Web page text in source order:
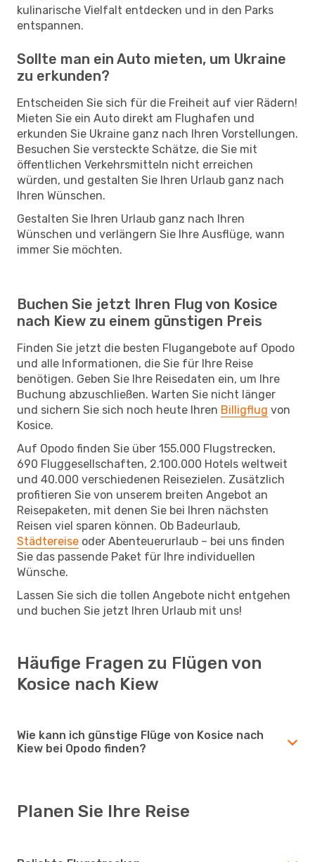
kulinarische Vielfalt entdecken und in den Parks
entspannen.
Sollte man ein Auto mieten, um Ukraine
zu erkunden?
Entscheiden Sie sich für die Freiheit auf vier Rädern!
Mieten Sie ein Auto direkt am Flughafen und
erkunden Sie Ukraine ganz nach Ihren Vorstellungen.
Besuchen Sie versteckte Schätze, die Sie mit
öffentlichen Verkehrsmitteln nicht erreichen
würden, und gestalten Sie Ihren Urlaub ganz nach
Ihren Wünschen.
Gestalten Sie Ihren Urlaub ganz nach Ihren
Wünschen und verlängern Sie Ihre Ausflüge, wann
immer Sie möchten.
Buchen Sie jetzt Ihren Flug von Kosice
nach Kiew zu einem günstigen Preis
Finden Sie jetzt die besten Flugangebote auf Opodo
und alle Informationen, die Sie für Ihre Reise
benötigen. Geben Sie Ihre Reisedaten ein, um Ihre
Buchung abzuschließen. Warten Sie nicht länger
und sichern Sie sich noch heute Ihren Billigflug von
Kosice.
Auf Opodo finden Sie über 155.000 Flugstrecken,
690 Fluggesellschaften, 2.100.000 Hotels weltweit
und 40.000 verschiedenen Reisezielen. Zusätzlich
profitieren Sie von unserem breiten Angebot an
Reisepaketen, mit denen Sie bei Ihren nächsten
Reisen viel sparen können. Ob Badeurlaub,
Städtereise oder Abenteuerurlaub – bei uns finden
Sie das passende Paket für Ihre individuellen
Wünsche.
Lassen Sie sich die tollen Angebote nicht entgehen
und buchen Sie jetzt Ihren Urlaub mit uns!
Häufige Fragen zu Flügen von
Kosice nach Kiew
Wie kann ich günstige Flüge von Kosice nach
Kiew bei Opodo finden?
Planen Sie Ihre Reise